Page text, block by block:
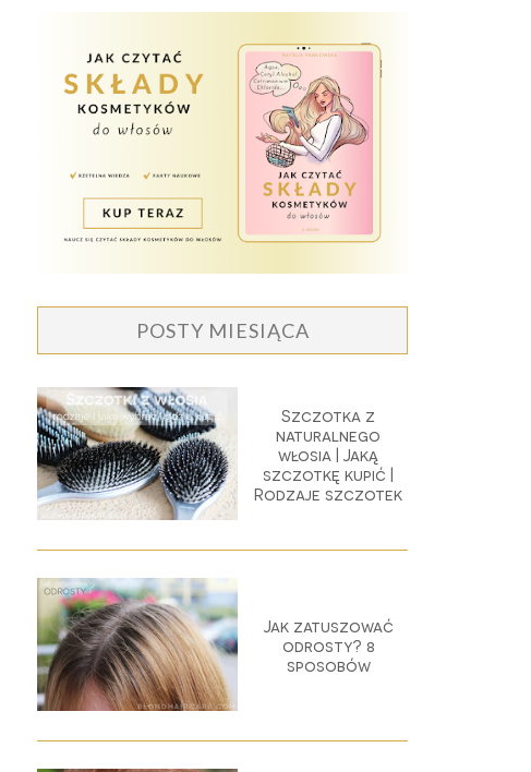
POSTY MIESIĄCA
Szczotka z
naturalnego
włosia | Jaką
szczotkę kupić |
Rodzaje szczotek
Jak zatuszować
odrosty? 8
sposobów